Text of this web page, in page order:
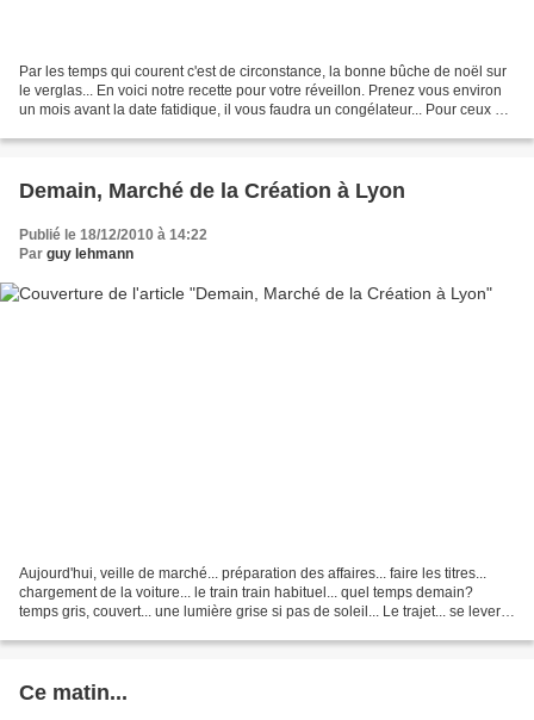
Par les temps qui courent c'est de circonstance, la bonne bûche de noël sur
le verglas... En voici notre recette pour votre réveillon. Prenez vous environ
un mois avant la date fatidique, il vous faudra un congélateur... Pour ceux qui
Demain, Marché de la Création à Lyon
Publié le 18/12/2010 à 14:22
Par guy lehmann
Aujourd'hui, veille de marché... préparation des affaires... faire les titres...
chargement de la voiture... le train train habituel... quel temps demain?
temps gris, couvert... une lumière grise si pas de soleil... Le trajet... se lever
Ce matin...